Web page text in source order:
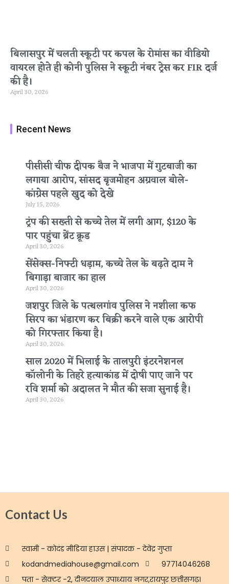
बिलासपुर में चलती स्कूटी पर कपल के रोमांस का वीडियो
वायरल होते ही कोनी पुलिस ने स्कूटी नंबर ट्रेस कर FIR दर्ज
की है।
April 30, 2026
Recent News
पीसीसी चीफ दीपक बैज ने भाजपा में गुटबाजी का
लगाया आरोप, सांसद बृजमोहन अग्रवाल बोले-
कांग्रेस पहले खुद को देखे
July 15, 2026
ट्रंप की सख्ती से कच्चे तेल में लगी आग, $120 के
पार पहुंचा ब्रेंट क्रूड
April 30, 2026
सेंसेक्स-निफ्टी धड़ाम, कच्चे तेल के बढ़ते दाम ने
बिगाड़ा बाजार का हाल
April 30, 2026
जशपुर जिले के पत्थलगांव पुलिस ने नशीला कफ
सिरप का भंडारण कर बिक्री करने वाले एक आरोपी
को गिरफ्तार किया है।
April 30, 2026
साल 2020 में भिलाई के तालपुरी इंटरनेशनल
कॉलोनी के तिहरे हत्याकांड में दोषी पाए जाने पर
रवि शर्मा को अदालत ने मौत की सजा सुनाई है।
April 30, 2026
Contact Us
स्वामी - कोदंड मीडिया हाउस | संपादक - देवेंद्र गुप्ता
kodandmediahouse@gmail.com
97714046268
पता - सेक्टर -2, दीनदयाल उपाध्याय नगर,रायपुर छत्तीसगढ़।